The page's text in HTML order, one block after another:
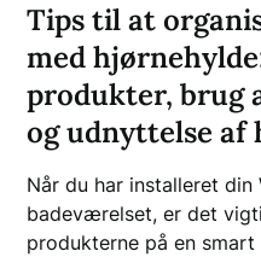
Tips til at
med
produkter, brug
og udnyttelse af
Når du har installeret din
badeværelset, er det
produkterne på en